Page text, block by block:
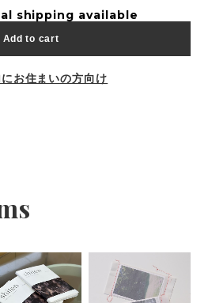
shipping available
Add to cart
お住まいの方向け